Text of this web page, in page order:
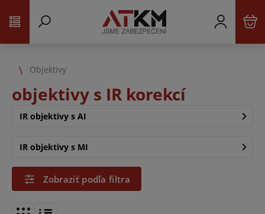
Objektivy
objektivy s IR korekcí
IR objektivy s AI
IR objektivy s MI
Zobraziť podľa filtra